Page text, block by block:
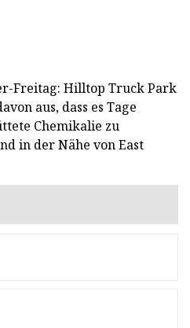
Freitag: Hilltop Truck Park
aus, dass es Tage
Chemikalie zu
in der Nähe von East